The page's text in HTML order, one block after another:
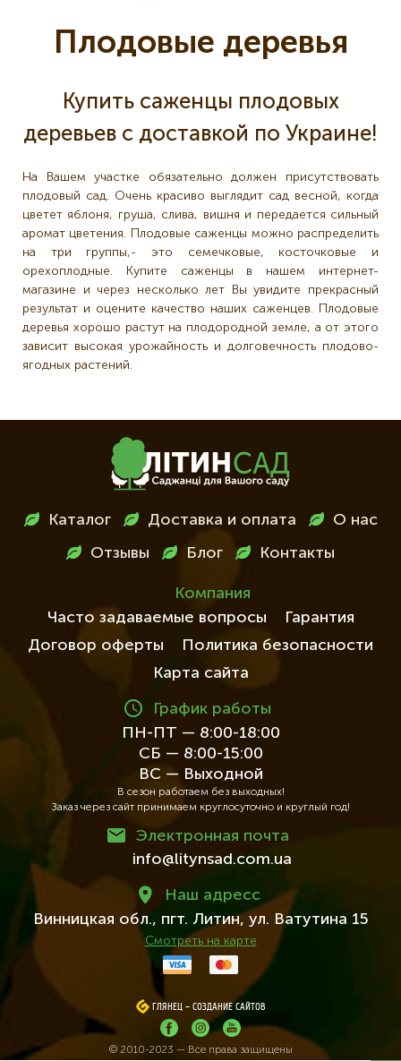
Плодовые деревья
Купить саженцы плодовых
деревьев с доставкой по Украине!
На Вашем участке обязательно должен присутствовать
плодовый сад. Очень красиво выглядит сад весной, когда
цветет яблоня, груша, слива, вишня и передается сильный
аромат цветения. Плодовые саженцы можно распределить
на три группы,- это семечковые, косточковые и
орехоплодные. Купите саженцы в нашем интернет-
магазине и через несколько лет Вы увидите прекрасный
результат и оцените качество наших саженцев. Плодовые
деревья хорошо растут на плодородной земле, а от этого
зависит высокая урожайность и долговечность плодово-
ягодных растений.
МенюКаталог Доставка и оплата О нас
Отзывы Блог Контакты
Компания
Часто задаваемые вопросы
Гарантия
Договор оферты
Политика безопасности
Карта сайта
График работы
ПН-ПТ — 8:00-18:00
СБ — 8:00-15:00
ВС — Выходной
В сезон работаем без выходных!
Заказ через сайт принимаем круглосуточно и круглый год!
Электронная почта
info@litynsad.com.ua
Наш адресc
Винницкая обл., пгт. Литин, ул. Ватутина 15
Смотреть на карте
© 2010-2023 — Все права защищены
ГЛЯНЕЦ– СОЗДАНИЕ САЙТОВ
ГЛЯНЕЦ– СОЗДАНИЕ САЙТОВ